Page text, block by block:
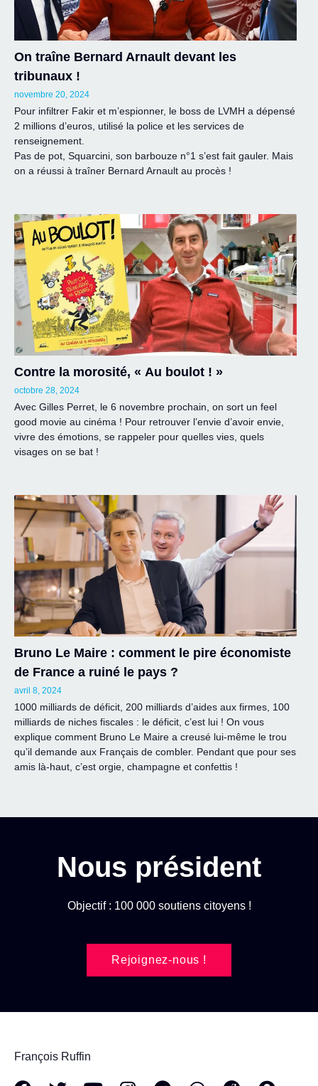
On traîne Bernard Arnault devant les
tribunaux !
novembre 20, 2024
Pour infiltrer Fakir et m’espionner, le boss de LVMH a dépensé
2 millions d’euros, utilisé la police et les services de
renseignement.
Pas de pot, Squarcini, son barbouze n°1 s’est fait gauler. Mais
on a réussi à traîner Bernard Arnault au procès !
Contre la morosité, « Au boulot ! »
octobre 28, 2024
Avec Gilles Perret, le 6 novembre prochain, on sort un feel
good movie au cinéma ! Pour retrouver l’envie d’avoir envie,
vivre des émotions, se rappeler pour quelles vies, quels
visages on se bat !
Bruno Le Maire : comment le pire économiste
de France a ruiné le pays ?
avril 8, 2024
1000 milliards de déficit, 200 milliards d’aides aux firmes, 100
milliards de niches fiscales : le déficit, c’est lui ! On vous
explique comment Bruno Le Maire a creusé lui-même le trou
qu’il demande aux Français de combler. Pendant que pour ses
amis là-haut, c’est orgie, champagne et confettis !
Nous président
Objectif : 100 000 soutiens citoyens !
Rejoignez-nous !
François Ruffin